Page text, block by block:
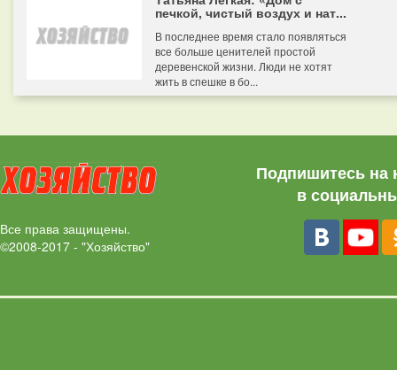
печкой, чистый воздух и нат...
В последнее время стало появляться
все больше ценителей простой
деревенской жизни. Люди не хотят
жить в спешке в бо...
Все права защищены.
©2008-2017 - "Хозяйство"
Подпишитесь на
в